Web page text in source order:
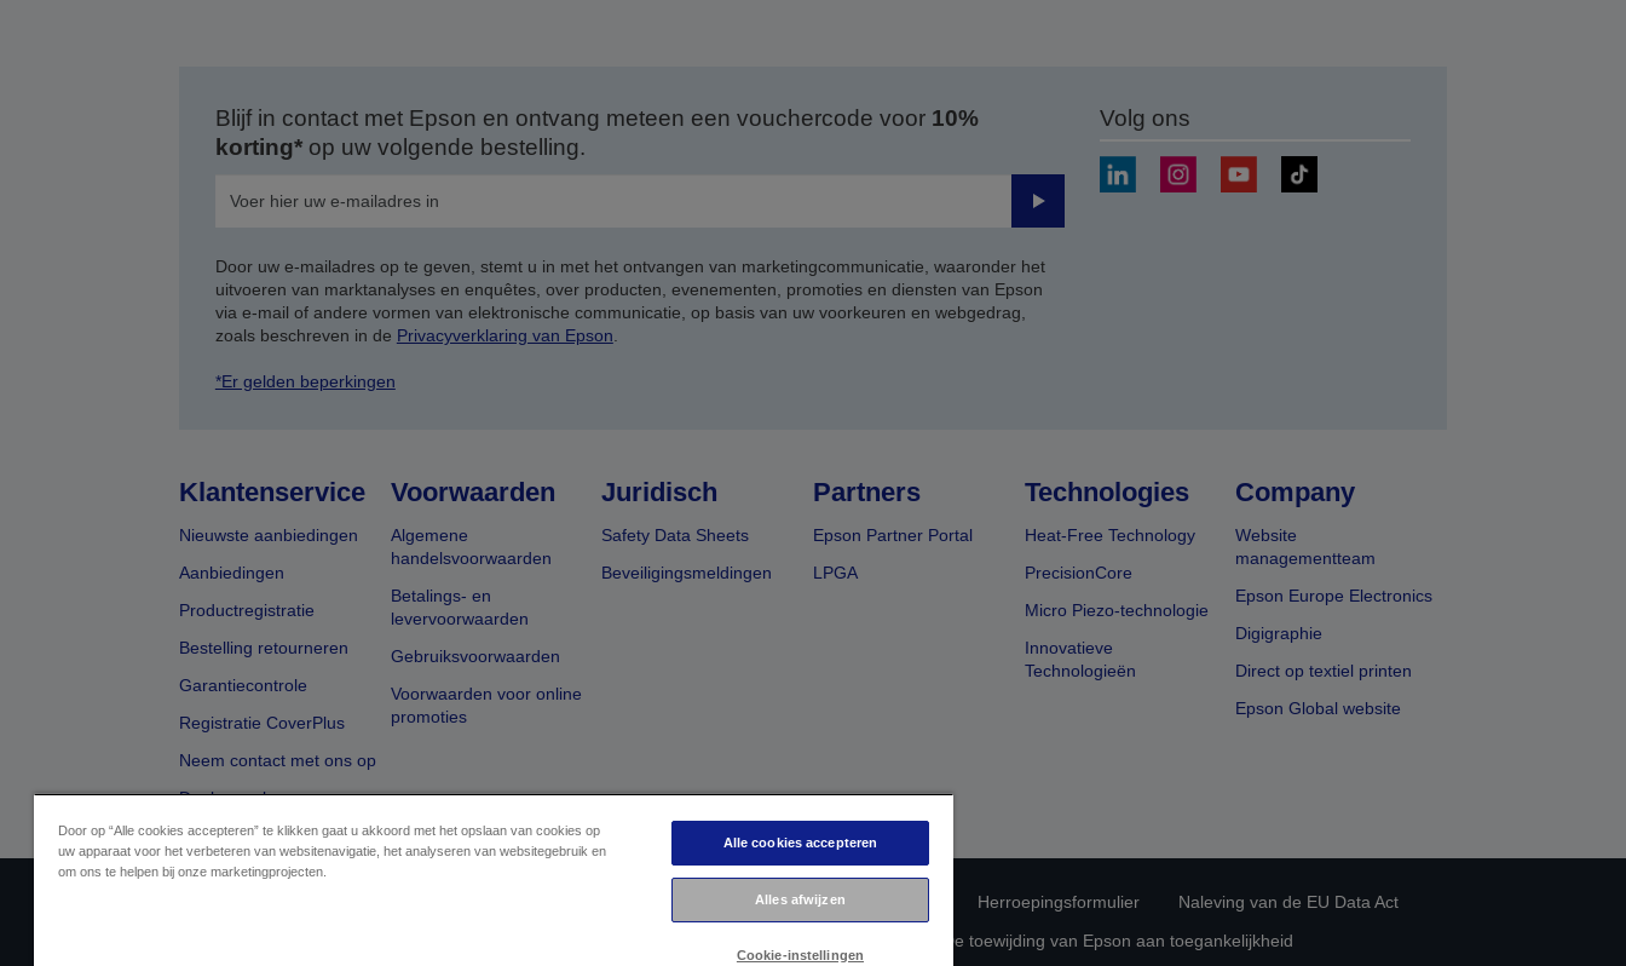
Blijf in contact met Epson en ontvang meteen een vouchercode voor 10%
korting*op uw volgende bestelling.
Verzenden
Door uw e-mailadres op te geven, stemt u in met het ontvangen van marketingcommunicatie, waaronder het
uitvoeren van marktanalyses en enquêtes, over producten, evenementen, promoties en diensten van Epson
via e-mail of andere vormen van elektronische communicatie, op basis van uw voorkeuren en webgedrag,
zoals beschreven in de Privacyverklaring van Epson
*Er gelden beperkingen
Volg ons
Klantenservice
Nieuwste aanbiedingen
Aanbiedingen
Productregistratie
Bestelling retourneren
Garantiecontrole
Registratie CoverPlus
Neem contact met ons op
Dealer zoeken
Voorwaarden
Algemene
handelsvoorwaarden
Betalings- en
levervoorwaarden
Gebruiksvoorwaarden
Voorwaarden voor online
promoties
Juridisch
Safety Data Sheets
Beveiligingsmeldingen
Partners
Epson Partner Portal
LPGA
Technologies
Heat-Free Technology
PrecisionCore
Micro Piezo-technologie
Innovatieve
Technologieën
Company
Website
managementteam
Epson Europe Electronics
Digigraphie
Direct op textiel printen
Epson Global website
Privacyverklaring van Epson Herroepingsformulier
Naleving van de EU Data Act
De toewijding van Epson aan toegankelijkheid
Door op “Alle cookies accepteren” te klikken gaat u akkoord met het opslaan van cookies op
uw apparaat voor het verbeteren van websitenavigatie, het analyseren van websitegebruik en
om ons te helpen bij onze marketingprojecten.
Alle cookies accepteren
Alles afwijzen
Cookie-instellingen